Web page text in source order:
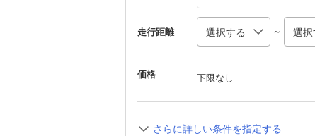
走行距離 ～
価格 下限なし
さらに詳しい条件を指定する